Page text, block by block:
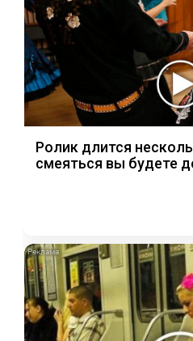
Ролик длится
смеяться вы будете